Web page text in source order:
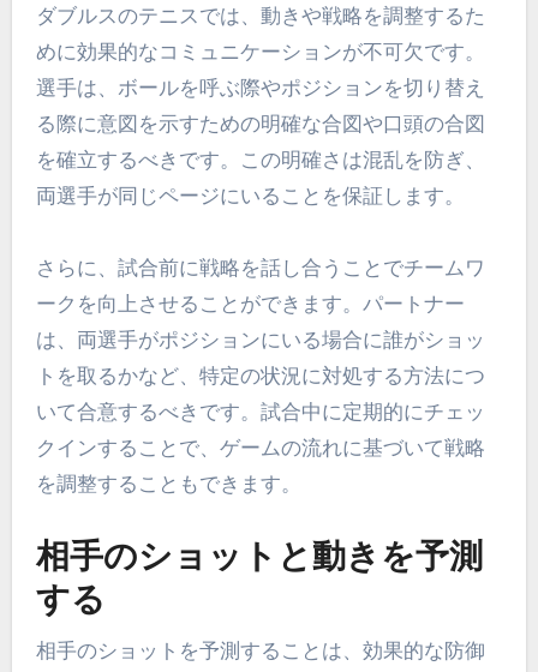
ダブルスのテニスでは、動きや戦略を調整するた
めに効果的なコミュニケーションが不可欠です。
選手は、ボールを呼ぶ際やポジションを切り替え
る際に意図を示すための明確な合図や口頭の合図
を確立するべきです。この明確さは混乱を防ぎ、
両選手が同じページにいることを保証します。
さらに、試合前に戦略を話し合うことでチームワ
ークを向上させることができます。パートナー
は、両選手がポジションにいる場合に誰がショッ
トを取るかなど、特定の状況に対処する方法につ
いて合意するべきです。試合中に定期的にチェッ
クインすることで、ゲームの流れに基づいて戦略
を調整することもできます。
相手のショットと動きを予測
する
相手のショットを予測することは、効果的な防御